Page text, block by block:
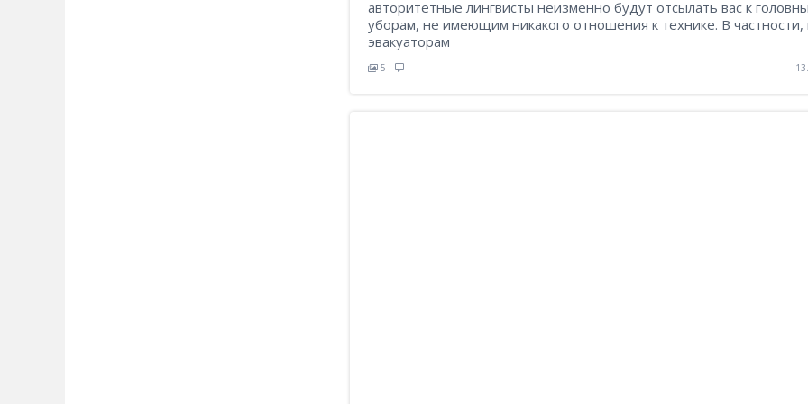
авторитетные лингвисты неизменно будут отсылать вас к
уборам, не имеющим никакого отношения к технике. В частности,
эвакуаторам
5